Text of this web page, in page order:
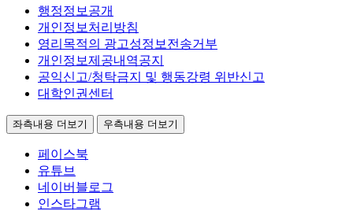
행정정보공개
개인정보처리방침
영리목적의 광고성정보전송거부
개인정보제공내역공지
공익신고/청탁금지 및 행동강령 위반신고
대학인권센터
좌측내용 더보기 우측내용 더보기
페이스북
유튜브
네이버블로그
인스타그램